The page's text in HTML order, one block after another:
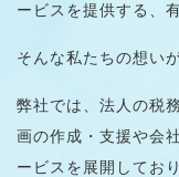
ービスを提供する、
そんな私たちの想い
弊社では、法人の税
画の作成・支援や会
ービスを展開してお